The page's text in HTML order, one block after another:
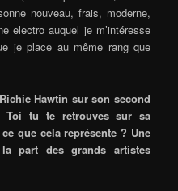
nouveau, frais, moderne,
electro auquel je m’intéresse
je place au même rang que
Hawtin sur son second
tu te retrouves sur sa
que cela représente ? Une
part des grands artistes